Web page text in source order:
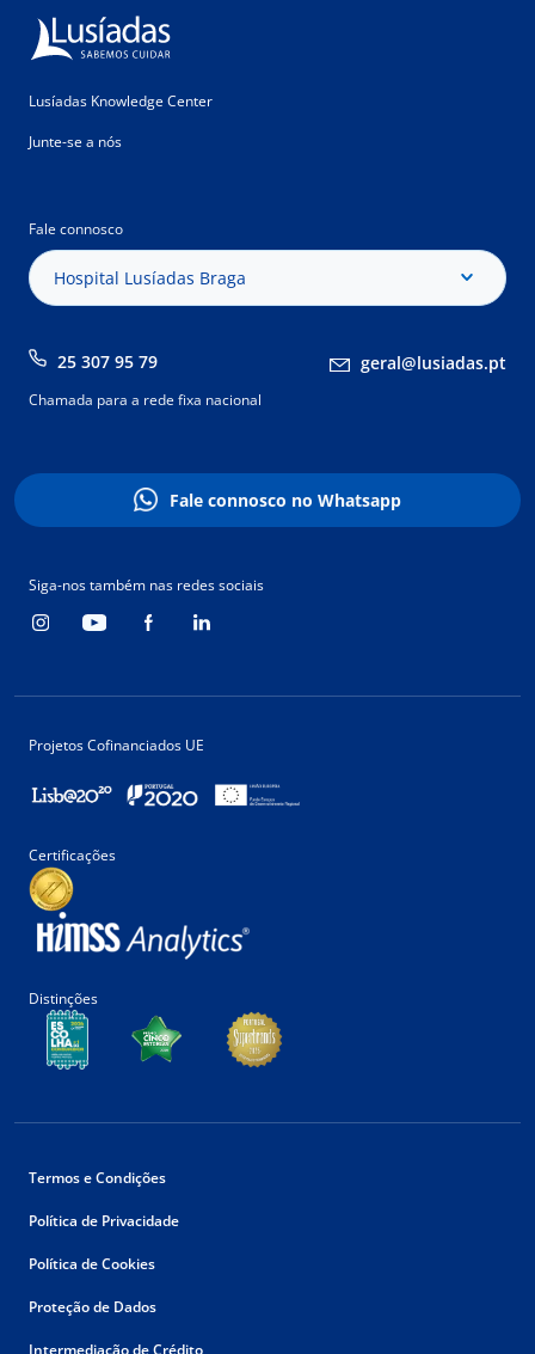
Lusíadas Knowledge Center
Junte-se a nós
Fale connosco
Hospital Lusíadas Braga
25 307 95 79 geral@lusiadas.pt
Chamada para a rede fixa nacional
Fale connosco no Whatsapp
Siga-nos também nas redes sociais
Projetos Cofinanciados UE
Certificações
Distinções
Termos e Condições
Política de Privacidade
Política de Cookies
Proteção de Dados
Intermediação de Crédito